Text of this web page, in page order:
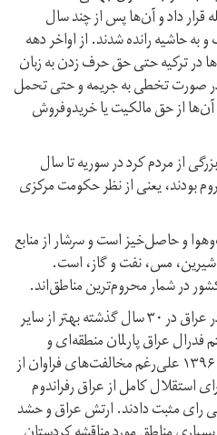
قرار داد و آن‌ها پس از چند سال
حاشیه رانده شدند. از اواخر دهه
تا سال ١٩٩١، کردها در ترکیه حتی حق حرف زدن به زبان
در صورت تخطی به جریمه و حتی تحمل
از حق مالکیت یا خرید‌و‌فروش
از مردم کرد در سوریه تا سال
بودند، یعنی از نظر حکومت مرکزی
و حاصل‌خیز است و سرشار از منابع
شیرین، مس، نفت و گاز، است.
در شمار محروم‌ترین مناطق‌اند.
اوضاع سیاسی و اقتصادی کردها در عراق در ۳۰ سال گذشته بهتر از سایر
عراق پارلمان منطقەای و
حکومت منطقەای‌ دارند. در ۳ مهر ۱۳۹۶ علی‌رغم مخالفت‌های فراوان از
کامل از عراق رفراندوم
به جدایی رای مثبت دادند. ارتش عراق و حشد